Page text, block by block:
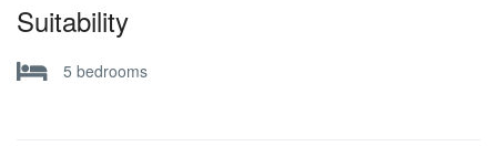
Suitability
5 bedrooms